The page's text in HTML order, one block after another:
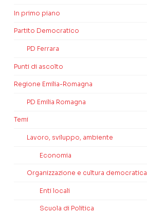
In primo piano
Partito Democratico
PD Ferrara
Punti di ascolto
Regione Emilia-Romagna
PD Emilia Romagna
Temi
Lavoro, sviluppo, ambiente
Economia
Organizzazione e cultura democratica
Enti locali
Scuola di Politica